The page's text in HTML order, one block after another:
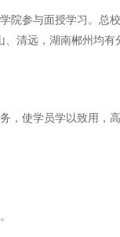
院参与面授学习。总
清远，湖南郴州均有
，使学员学以致用，